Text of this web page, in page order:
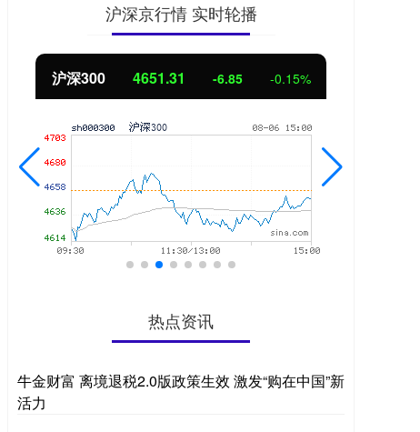
沪深京行情 实时轮播
沪深300 4651.31 -6.85 -0.15%
热点资讯
牛金财富 离境退税2.0版政策生效 激发“购在中国”新
活力